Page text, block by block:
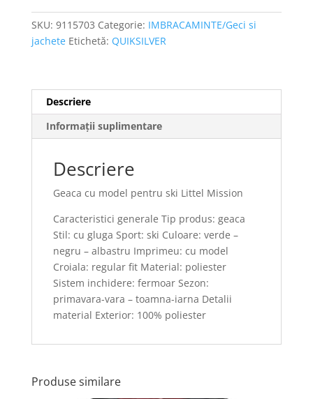
SKU: 9115703 Categorie: IMBRACAMINTE/Geci si
jachete Etichetă: QUIKSILVER
Descriere
Informații suplimentare
Descriere
Geaca cu model pentru ski Littel Mission
Caracteristici generale Tip produs: geaca
Stil: cu gluga Sport: ski Culoare: verde –
negru – albastru Imprimeu: cu model
Croiala: regular fit Material: poliester
Sistem inchidere: fermoar Sezon:
primavara-vara – toamna-iarna Detalii
material Exterior: 100% poliester
Produse similare